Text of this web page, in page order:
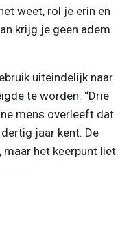
weet, rol je erin en
krijg je geen adem
uiteindelijk naar
te worden. “Drie
mens overleeft dat
jaar kent. De
het keerpunt liet